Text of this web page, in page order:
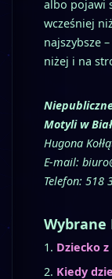
albo pojawi
wcześniej
najszybsze
niżej i na
Motyli w
Hugona
E-mail:
Telefon: 518
Wybrane
Dziecko
Kiedy